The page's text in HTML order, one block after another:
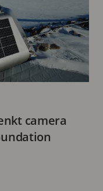
camera